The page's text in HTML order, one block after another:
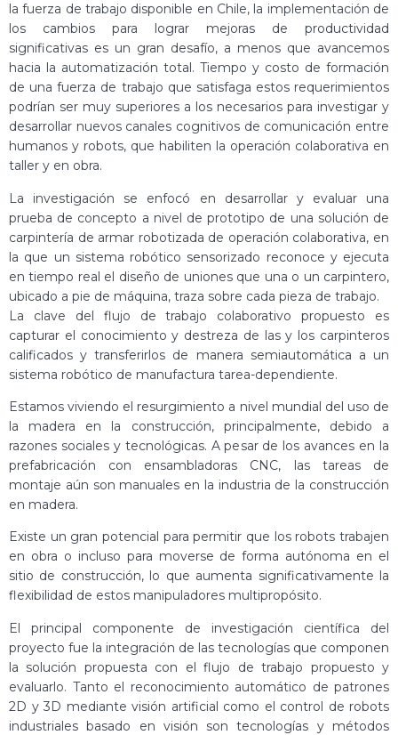
la fuerza de trabajo disponible en Chile, la implementación de
los cambios para lograr mejoras de productividad
significativas es un gran desafío, a menos que avancemos
hacia la automatización total. Tiempo y costo de formación
de una fuerza de trabajo que satisfaga estos requerimientos
podrían ser muy superiores a los necesarios para investigar y
desarrollar nuevos canales cognitivos de comunicación entre
humanos y robots, que habiliten la operación colaborativa en
taller y en obra.
La investigación se enfocó en desarrollar y evaluar una
prueba de concepto a nivel de prototipo de una solución de
carpintería de armar robotizada de operación colaborativa, en
la que un sistema robótico sensorizado reconoce y ejecuta
en tiempo real el diseño de uniones que una o un carpintero,
ubicado a pie de máquina, traza sobre cada pieza de trabajo.
La clave del flujo de trabajo colaborativo propuesto es
capturar el conocimiento y destreza de las y los carpinteros
calificados y transferirlos de manera semiautomática a un
sistema robótico de manufactura tarea-dependiente.
Estamos viviendo el resurgimiento a nivel mundial del uso de
la madera en la construcción, principalmente, debido a
razones sociales y tecnológicas. A pesar de los avances en la
prefabricación con ensambladoras CNC, las tareas de
montaje aún son manuales en la industria de la construcción
en madera.
Existe un gran potencial para permitir que los robots trabajen
en obra o incluso para moverse de forma autónoma en el
sitio de construcción, lo que aumenta significativamente la
flexibilidad de estos manipuladores multipropósito.
El principal componente de investigación científica del
proyecto fue la integración de las tecnologías que componen
la solución propuesta con el flujo de trabajo propuesto y
evaluarlo. Tanto el reconocimiento automático de patrones
2D y 3D mediante visión artificial como el control de robots
industriales basado en visión son tecnologías y métodos